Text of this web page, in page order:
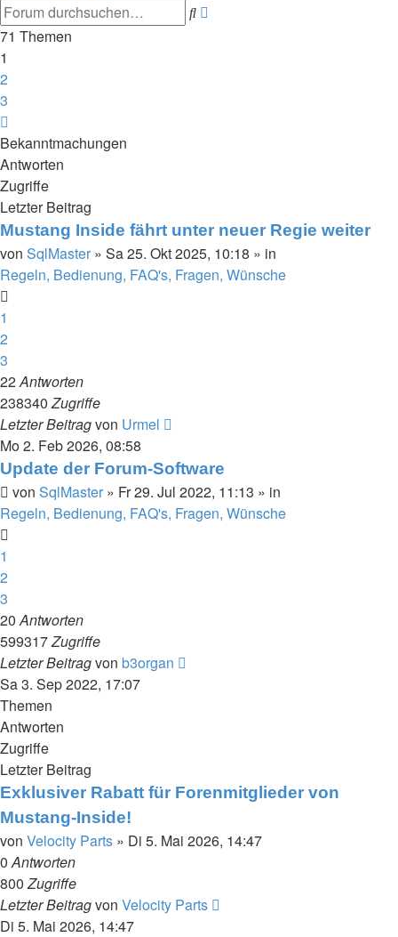
Suche
71 Themen
1
2
3
Bekanntmachungen
Antworten
Zugriffe
Letzter Beitrag
Mustang Inside fährt unter neuer Regie weiter
von SqlMaster » Sa 25. Okt 2025, 10:18 » in
Regeln, Bedienung, FAQ's, Fragen, Wünsche
1
2
3
22Antworten
238340Zugriffe
Letzter Beitragvon Urmel
Mo 2. Feb 2026, 08:58
Update der Forum-Software
von SqlMaster » Fr 29. Jul 2022, 11:13 » in
Regeln, Bedienung, FAQ's, Fragen, Wünsche
1
2
3
20Antworten
599317Zugriffe
Letzter Beitragvon b3organ
Sa 3. Sep 2022, 17:07
Themen
Antworten
Zugriffe
Letzter Beitrag
Exklusiver Rabatt für Forenmitglieder von
Mustang-Inside!
von Velocity Parts » Di 5. Mai 2026, 14:47
0Antworten
800Zugriffe
Letzter Beitragvon Velocity Parts
Di 5. Mai 2026, 14:47